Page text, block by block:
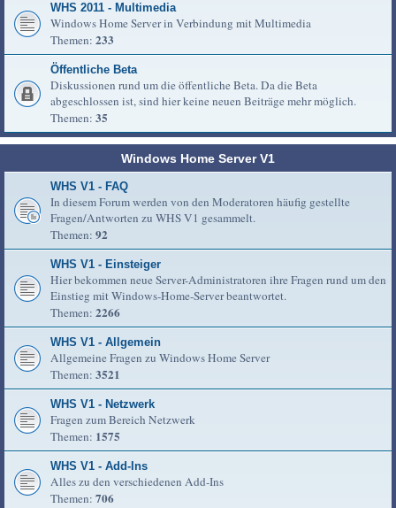
WHS 2011 - Multimedia
Windows Home Server in Verbindung mit Multimedia
Themen: 233
Öffentliche Beta
Diskussionen rund um die öffentliche Beta. Da die Beta
abgeschlossen ist, sind hier keine neuen Beiträge mehr möglich.
Themen: 35
Windows Home Server V1
WHS V1 - FAQ
In diesem Forum werden von den Moderatoren häufig gestellte
Fragen/Antworten zu WHS V1 gesammelt.
Themen: 92
WHS V1 - Einsteiger
Hier bekommen neue Server-Administratoren ihre Fragen rund um den
Einstieg mit Windows-Home-Server beantwortet.
Themen: 2266
WHS V1 - Allgemein
Allgemeine Fragen zu Windows Home Server
Themen: 3521
WHS V1 - Netzwerk
Fragen zum Bereich Netzwerk
Themen: 1575
WHS V1 - Add-Ins
Alles zu den verschiedenen Add-Ins
Themen: 706